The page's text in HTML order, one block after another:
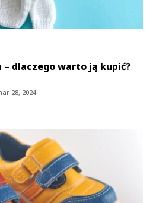
– dlaczego warto ją kupić?
28, 2024